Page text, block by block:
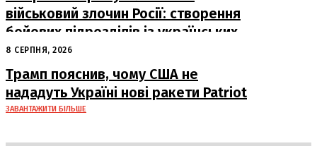
військовий злочин Росії: створення
бойових підрозділів із українських
військовополонених
8 СЕРПНЯ, 2026
Трамп пояснив, чому США не
нададуть Україні нові ракети Patriot
ЗАВАНТАЖИТИ БІЛЬШЕ